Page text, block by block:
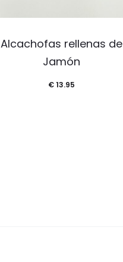
Alcachofas rellenas de
Jamón
€13.95